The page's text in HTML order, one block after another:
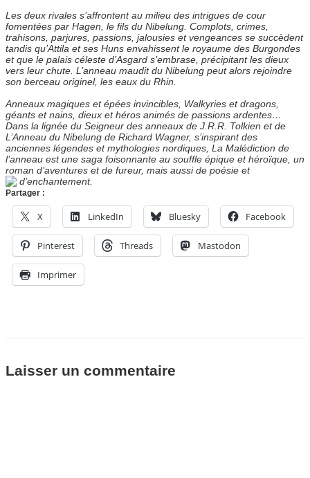
Les deux rivales s’affrontent au milieu des intrigues de cour
fomentées par Hagen, le fils du Nibelung. Complots, crimes,
trahisons, parjures, passions, jalousies et vengeances se succèdent
tandis qu’Attila et ses Huns envahissent le royaume des Burgondes
et que le palais céleste d’Asgard s’embrase, précipitant les dieux
vers leur chute. L’anneau maudit du Nibelung peut alors rejoindre
son berceau originel, les eaux du Rhin.
Anneaux magiques et épées invincibles, Walkyries et dragons,
géants et nains, dieux et héros animés de passions ardentes…
Dans la lignée du Seigneur des anneaux de J.R.R. Tolkien et de
L’Anneau du Nibelung de Richard Wagner, s’inspirant des
anciennes légendes et mythologies nordiques, La Malédiction de
l’anneau est une saga foisonnante au souffle épique et héroïque, un
roman d’aventures et de fureur, mais aussi de poésie et
d’enchantement.
Partager :
X LinkedIn Bluesky Facebook
Pinterest Threads Mastodon
Imprimer
Laisser un commentaire